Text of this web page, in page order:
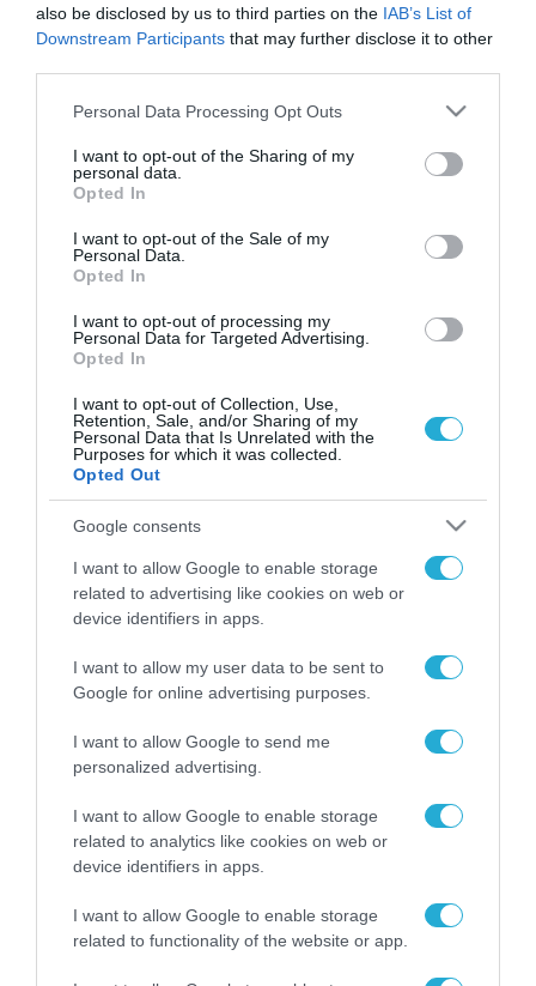
also be disclosed by us to third parties on the IAB’s List of
Downstream Participants that may further disclose it to other
Please note that this website/app uses one or more Google
not limited to your visit or usage behaviour. You may click to
grant or deny consent to Google and its third-party tags to
use your data for below specified purposes in below Google
consent section.
Personal Data Processing Opt Outs
I want to opt-out of the Sharing of my
personal data.
Opted In
I want to opt-out of the Sale of my
Personal Data.
Opted In
I want to opt-out of processing my
Personal Data for Targeted Advertising.
Opted In
I want to opt-out of Collection, Use,
Retention, Sale, and/or Sharing of my
Personal Data that Is Unrelated with the
Purposes for which it was collected.
Opted Out
Google consents
I want to allow Google to enable storage
related to advertising like cookies on web or
device identifiers in apps.
I want to allow my user data to be sent to
Google for online advertising purposes.
I want to allow Google to send me
personalized advertising.
I want to allow Google to enable storage
related to analytics like cookies on web or
device identifiers in apps.
I want to allow Google to enable storage
related to functionality of the website or app.
ΡΟΗ ΕΙΔΗΣΕΩΝ
Το χρηματοδοτούμενο
από την ΕΕ έργο “The
ενισχύει την ασφάλεια
των παιδιών στο
31.07.2026
ΑΑΔΕ: Διευκρινίσεις
για τα πρόστιμα σε
αφορούν τους ΦΗΜ
31.07.2026
Σ. Καλαφάτης: «Η
δεν είναι απλώς μια
νέα τεχνολογία, είναι